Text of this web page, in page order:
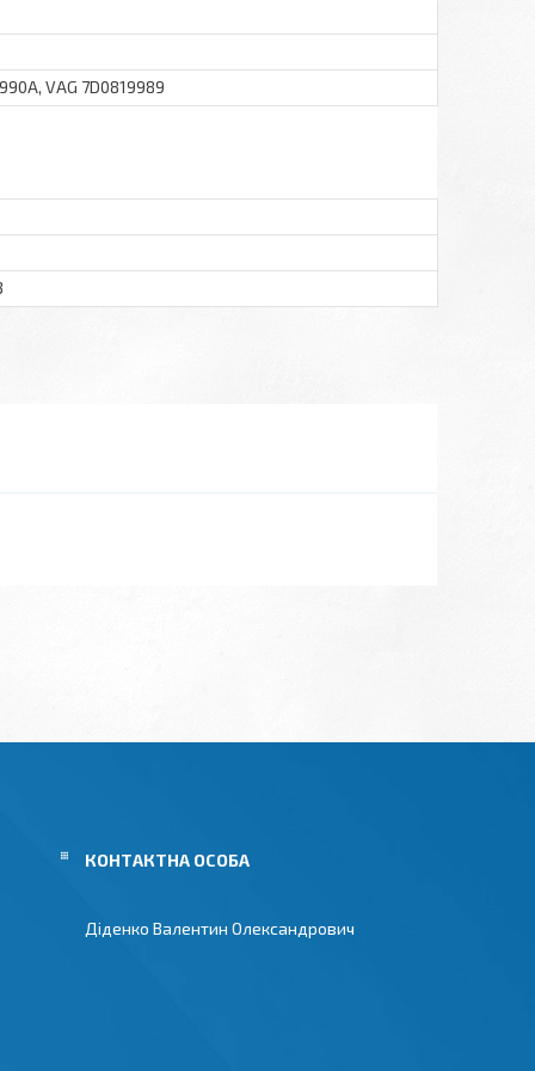
VAG 7D0819989
Діденко Валентин Олександрович